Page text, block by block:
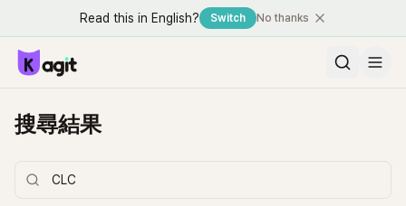
Read this in English? Switch No thanks
搜尋結果